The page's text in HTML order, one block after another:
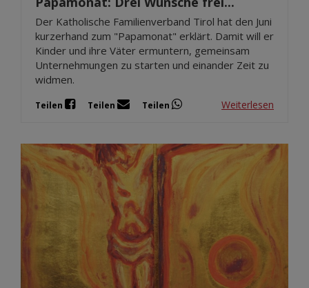
Der Katholische Familienverband Tirol hat den Juni
kurzerhand zum "Papamonat" erklärt. Damit will er
Kinder und ihre Väter ermuntern, gemeinsam
Unternehmungen zu starten und einander Zeit zu
widmen.
Teilen Teilen Teilen Weiterlesen